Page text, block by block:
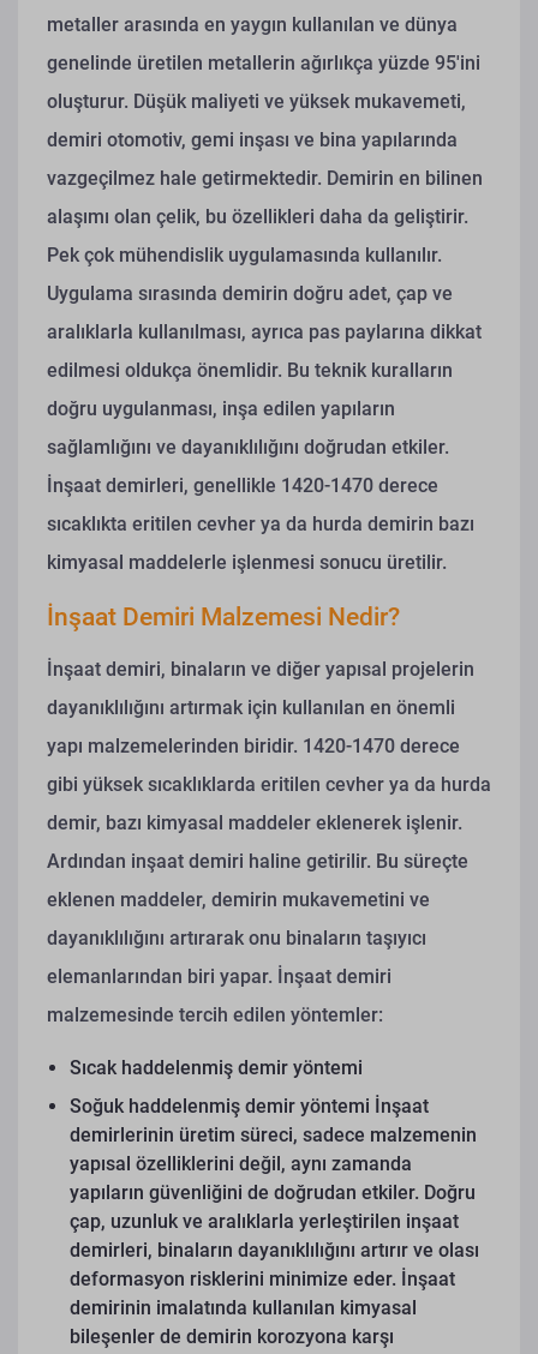
metaller arasında en yaygın kullanılan ve dünya
genelinde üretilen metallerin ağırlıkça yüzde 95'ini
oluşturur. Düşük maliyeti ve yüksek mukavemeti,
demiri otomotiv, gemi inşası ve bina yapılarında
vazgeçilmez hale getirmektedir. Demirin en bilinen
alaşımı olan çelik, bu özellikleri daha da geliştirir.
Pek çok mühendislik uygulamasında kullanılır.
Uygulama sırasında demirin doğru adet, çap ve
aralıklarla kullanılması, ayrıca pas paylarına dikkat
edilmesi oldukça önemlidir. Bu teknik kuralların
doğru uygulanması, inşa edilen yapıların
sağlamlığını ve dayanıklılığını doğrudan etkiler.
İnşaat demirleri, genellikle 1420-1470 derece
sıcaklıkta eritilen cevher ya da hurda demirin bazı
kimyasal maddelerle işlenmesi sonucu üretilir.
İnşaat Demiri Malzemesi Nedir?
İnşaat demiri, binaların ve diğer yapısal projelerin
dayanıklılığını artırmak için kullanılan en önemli
yapı malzemelerinden biridir. 1420-1470 derece
gibi yüksek sıcaklıklarda eritilen cevher ya da hurda
demir, bazı kimyasal maddeler eklenerek işlenir.
Ardından inşaat demiri haline getirilir. Bu süreçte
eklenen maddeler, demirin mukavemetini ve
dayanıklılığını artırarak onu binaların taşıyıcı
elemanlarından biri yapar. İnşaat demiri
malzemesinde tercih edilen yöntemler:
Sıcak haddelenmiş demir yöntemi
Soğuk haddelenmiş demir yöntemi İnşaat
demirlerinin üretim süreci, sadece malzemenin
yapısal özelliklerini değil, aynı zamanda
yapıların güvenliğini de doğrudan etkiler. Doğru
çap, uzunluk ve aralıklarla yerleştirilen inşaat
demirleri, binaların dayanıklılığını artırır ve olası
deformasyon risklerini minimize eder. İnşaat
demirinin imalatında kullanılan kimyasal
bileşenler de demirin korozyona karşı